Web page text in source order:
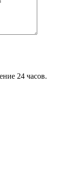
24 часов.